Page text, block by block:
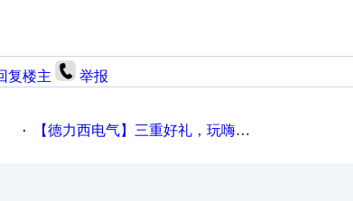
复楼主 举报
· 【德力西电气】三重好礼，玩嗨夏日！